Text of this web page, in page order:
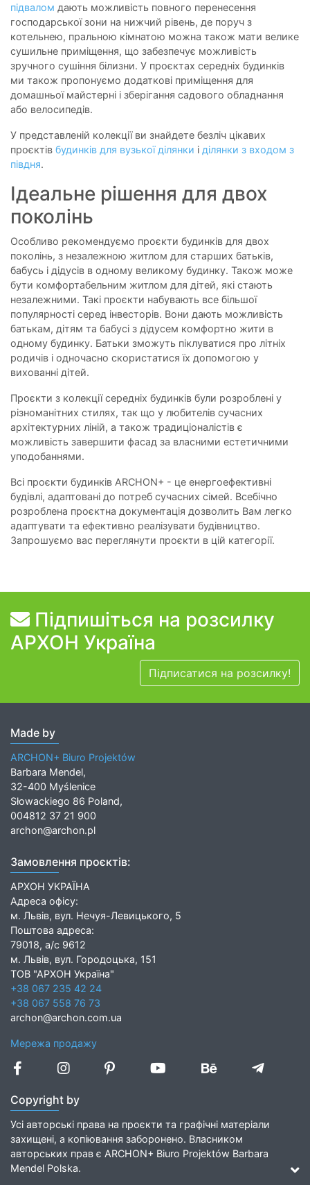
підвалом дають можливість повного перенесення
господарської зони на нижчий рівень, де поруч з
котельнею, пральною кімнатою можна також мати велике
сушильне приміщення, що забезпечує можливість
зручного сушіння білизни. У проєктах середніх будинків
ми також пропонуємо додаткові приміщення для
домашньої майстерні і зберігання садового обладнання
або велосипедів.
У представленій колекції ви знайдете безліч цікавих
проєктів будинків для вузької ділянки і ділянки з входом з
півдня.
Ідеальне рішення для двох
поколінь
Особливо рекомендуємо проєкти будинків для двох
поколінь, з незалежною житлом для старших батьків,
бабусь і дідусів в одному великому будинку. Також може
бути комфортабельним житлом для дітей, які стають
незалежними. Такі проєкти набувають все більшої
популярності серед інвесторів. Вони дають можливість
батькам, дітям та бабусі з дідусем комфортно жити в
одному будинку. Батьки зможуть піклуватися про літніх
родичів і одночасно скористатися їх допомогою у
вихованні дітей.
Проєкти з колекції середніх будинків були розроблені у
різноманітних стилях, так що у любителів сучасних
архітектурних ліній, а також традиціоналістів є
можливість завершити фасад за власними естетичними
уподобаннями.
Всі проєкти будинків ARCHON+ - це енергоефективні
будівлі, адаптовані до потреб сучасних сімей. Всебічно
розроблена проєктна документація дозволить Вам легко
адаптувати та ефективно реалізувати будівництво.
Запрошуємо вас переглянути проєкти в цій категорії.
Підпишіться на розсилку
АРХОН Україна
Підписатися на розсилку!
Made by
ARCHON+ Biuro Projektów
Barbara Mendel,
32-400 Myślenice
Słowackiego 86 Poland,
004812 37 21 900
archon@archon.pl
Замовлення проєктів:
АРХОН УКРАЇНА
Адреса офісу:
м. Львів, вул. Нечуя-Левицького, 5
Поштова адреса:
79018, а/с 9612
м. Львів, вул. Городоцька, 151
ТОВ "АРХОН Україна"
+38 067 235 42 24
+38 067 558 76 73
archon@archon.com.ua
Мережа продажу
Copyright by
Усі авторські права на проєкти та графічні матеріали
захищені, а копіювання заборонено. Власником
авторських прав є ARCHON+ Biuro Projektów Barbara
Mendel Polska.